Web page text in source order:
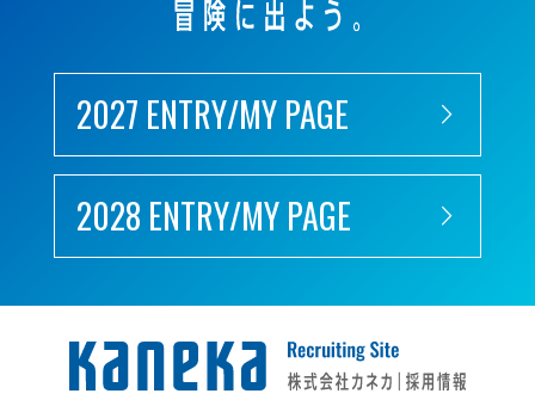
2027 ENTRY/MY PAGE
2028 ENTRY/MY PAGE